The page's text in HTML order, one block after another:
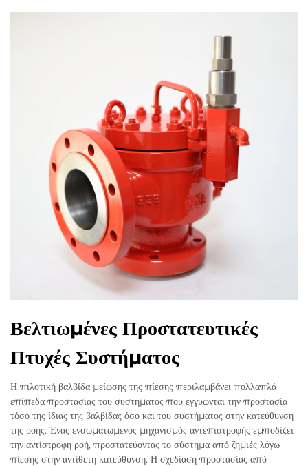
Βελτιωμένες Προστατευτικές
Πτυχές Συστήματος
Η πιλοτική βαλβίδα μείωσης της πίεσης περιλαμβάνει πολλαπλά
επίπεδα προστασίας του συστήματος που εγγυώνται την προστασία
τόσο της ίδιας της βαλβίδας όσο και του συστήματος στην κατεύθυνση
της ροής. Ένας ενσωματωμένος μηχανισμός αντεπιστροφής εμποδίζει
την αντίστροφη ροή, προστατεύοντας το σύστημα από ζημιές λόγω
πίεσης στην αντίθετη κατεύθυνση. Η σχεδίαση προστασίας από